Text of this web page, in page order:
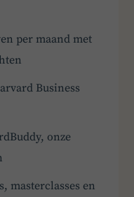
per maand met
Business
onze
masterclasses en